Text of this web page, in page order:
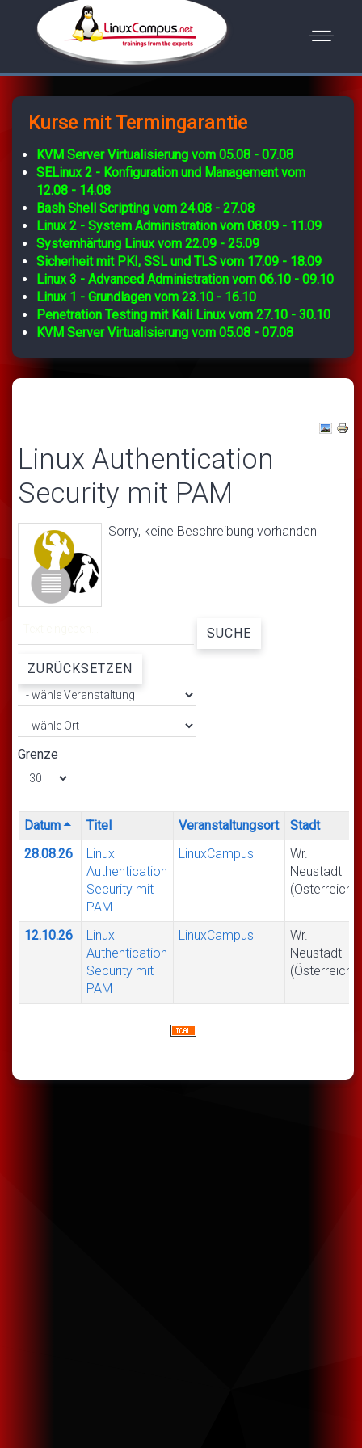
Kurse mit Termingarantie
KVM Server Virtualisierung vom 05.08 - 07.08
SELinux 2 - Konfiguration und Management vom
12.08 - 14.08
Bash Shell Scripting vom 24.08 - 27.08
Linux 2 - System Administration vom 08.09 - 11.09
Systemhärtung Linux vom 22.09 - 25.09
Sicherheit mit PKI, SSL und TLS vom 17.09 - 18.09
Linux 3 - Advanced Administration vom 06.10 - 09.10
Linux 1 - Grundlagen vom 23.10 - 16.10
Penetration Testing mit Kali Linux vom 27.10 - 30.10
KVM Server Virtualisierung vom 05.08 - 07.08
Linux Authentication
Security mit PAM
Sorry, keine Beschreibung vorhanden
SUCHE
ZURÜCKSETZEN
Grenze
Datum Titel Veranstaltungsort
Stadt
28.08.26
Linux
Authentication
Security mit
PAM
LinuxCampus
Wr.
Neustadt
(Österreich)
12.10.26
Linux
Authentication
Security mit
PAM
LinuxCampus
Wr.
Neustadt
(Österreich)